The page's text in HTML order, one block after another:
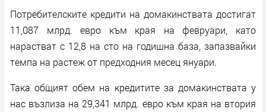
Потребителските кредити на домакинствата достигат
11,087 млрд. евро към края на февруари, като
нарастват с 12,8 на сто на годишна база, запазвайки
темпа на растеж от предходния месец януари.
Така общият обем на кредитите за домакинствата у
нас възлиза на 29,341 млрд. евро към края на втория